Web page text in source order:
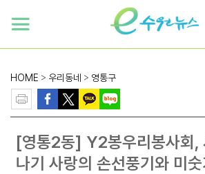
HOME > 우리동네 > 영통구
[영통2동] Y2봉우리봉사회,
나기 사랑의 손선풍기와 미